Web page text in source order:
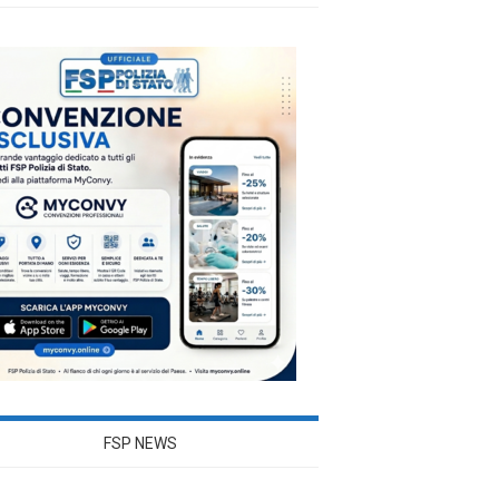
FSP NEWS